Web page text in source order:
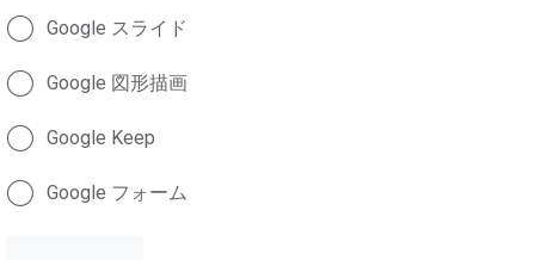
Google スライド
Google 図形描画
Google Keep
Google フォーム